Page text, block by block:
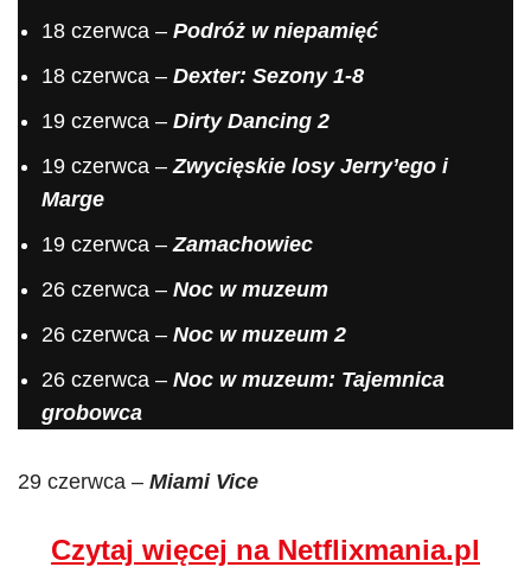
18 czerwca – Podróż w niepamięć
18 czerwca – Dexter: Sezony 1-8
19 czerwca – Dirty Dancing 2
19 czerwca –Zwycięskie losy Jerry’ego i
Marge
19 czerwca –Zamachowiec
26 czerwca – Noc w muzeum
26 czerwca – Noc w muzeum 2
26 czerwca – Noc w muzeum: Tajemnica
grobowca
29 czerwca – Miami Vice
Czytaj więcej na Netflixmania.pl